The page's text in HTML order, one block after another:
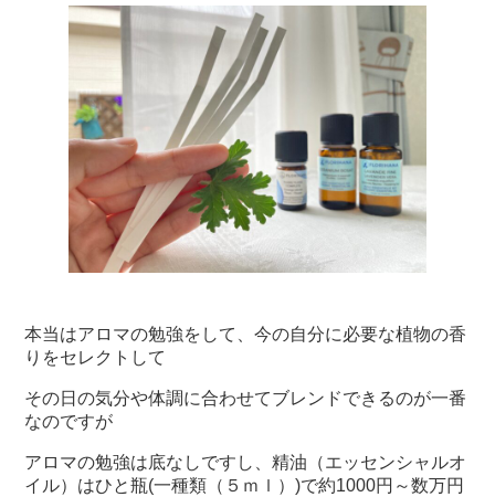
本当はアロマの勉強をして、今の自分に必要な植物の香
りをセレクトして
その日の気分や体調に合わせてブレンドできるのが一番
なのですが
アロマの勉強は底なしですし、精油（エッセンシャルオ
イル）はひと瓶(一種類（５ｍｌ）)で約1000円～数万円